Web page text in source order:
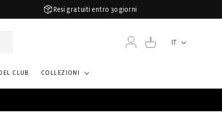
Resi gratuiti entro 30 giorni
CLUB COLLEZIONI
LinguaIT
Accedi Carrello